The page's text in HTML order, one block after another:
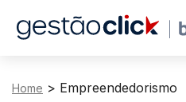
Home > Empreendedorismo